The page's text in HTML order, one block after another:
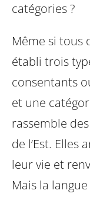
catégories ?
Même si tous
établi trois
consentants
et une
rassemble
de l’Est. Elles
leur vie et
Mais la